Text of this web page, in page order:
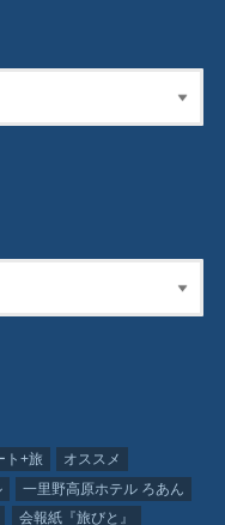
ト+旅
オススメ
一里野高原ホテル ろあん
会報紙『旅びと』